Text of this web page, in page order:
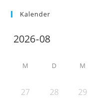
Kalender
M D M
27 28 29